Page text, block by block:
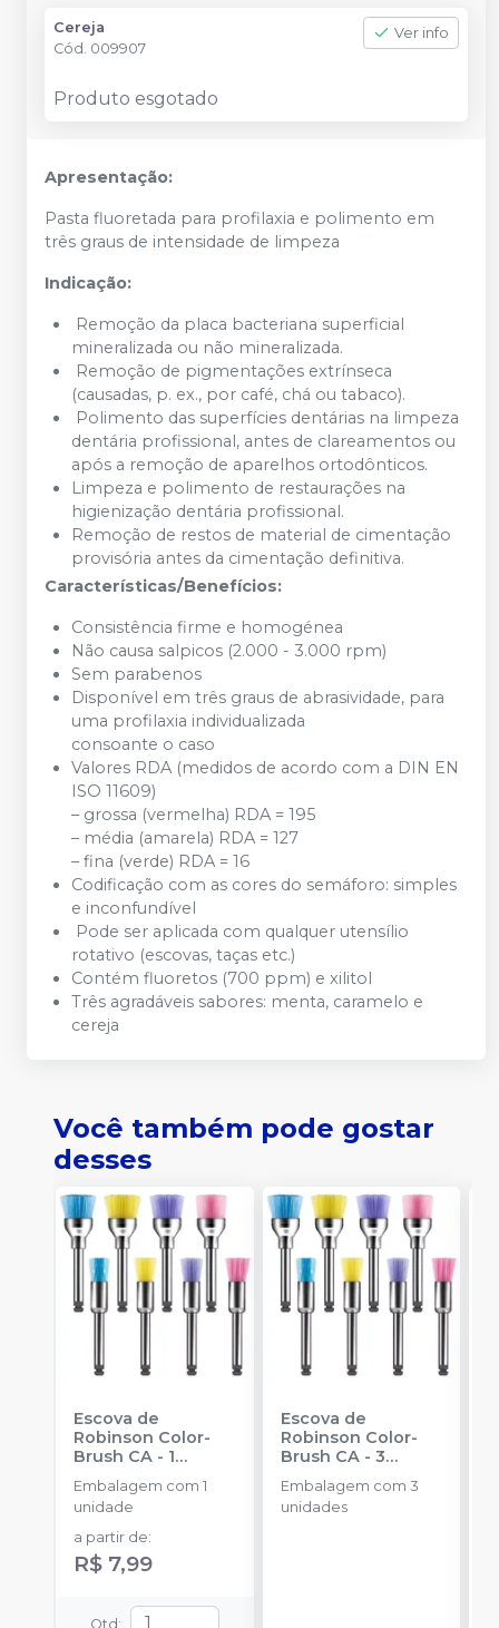
Cereja
Cód. 009907
Ver info
Produto esgotado
Apresentação:
Pasta fluoretada para profilaxia e polimento em
três graus de intensidade de limpeza
Indicação:
Remoção da placa bacteriana superficial
mineralizada ou não mineralizada.
Remoção de pigmentações extrínseca
(causadas, p. ex., por café, chá ou tabaco).
Polimento das superfícies dentárias na limpeza
dentária profissional, antes de clareamentos ou
após a remoção de aparelhos ortodônticos.
Limpeza e polimento de restaurações na
higienização dentária profissional.
Remoção de restos de material de cimentação
provisória antes da cimentação definitiva.
Características/Benefícios:
Consistência firme e homogénea
Não causa salpicos (2.000 - 3.000 rpm)
Sem parabenos
Disponível em três graus de abrasividade, para
uma profilaxia individualizada
consoante o caso
Valores RDA (medidos de acordo com a DIN EN
ISO 11609)
– grossa (vermelha) RDA = 195
– média (amarela) RDA = 127
– fina (verde) RDA = 16
Codificação com as cores do semáforo: simples
e inconfundível
Pode ser aplicada com qualquer utensílio
rotativo (escovas, taças etc.)
Contém fluoretos (700 ppm) e xilitol
Três agradáveis sabores: menta, caramelo e
cereja
Você também pode gostar
desses
Escova de
Robinson Color-
Brush CA - 1
unidade
AMERICAN BURRS
Embalagem com 1
unidade
a partir de:
R$ 7,99
Qtd :
Escova de
Robinson Color-
Brush CA - 3
unidades
AMERICAN BURRS
Embalagem com 3
unidades